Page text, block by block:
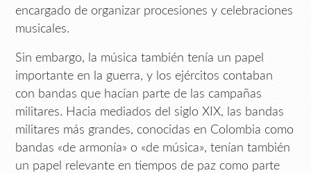
encargado de organizar procesiones y celebraciones
musicales.
Sin embargo, la música también tenía un papel
importante en la guerra, y los ejércitos contaban
con bandas que hacían parte de las campañas
militares. Hacia mediados del siglo XIX, las bandas
militares más grandes, conocidas en Colombia como
bandas «de armonía» o «de música», tenían también
un papel relevante en tiempos de paz como parte